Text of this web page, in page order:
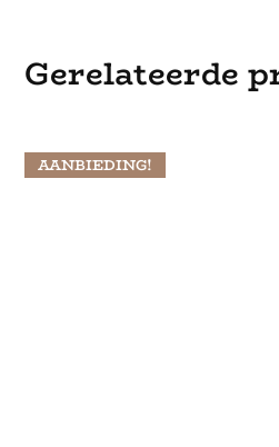
Gerelateerde
AANBIEDING!